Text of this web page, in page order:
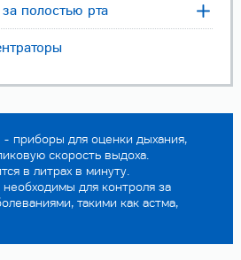
полостью рта
приборы для оценки дыхания,
скорость выдоха.
в литрах в минуту.
для контроля за
такими как астма,